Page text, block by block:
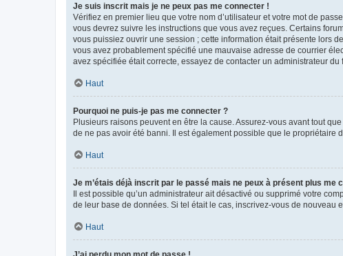
Je suis inscrit mais je ne peux pas me connecter !
Vérifiez en premier lieu que votre nom d’utilisateur et votre mot de
vous devrez suivre les instructions que vous avez reçues. Certains
vous puissiez ouvrir une session ; cette information était présente lors
vous avez probablement spécifié une mauvaise adresse de courrier
avez spécifiée était correcte, essayez de contacter un administrateur du
Haut
Pourquoi ne puis-je pas me connecter ?
Plusieurs raisons peuvent en être la cause. Assurez-vous avant tout
de ne pas avoir été banni. Il est également possible que le propriétaire
Haut
Je m’étais déjà inscrit par le passé mais ne peux à présent plus me
Il est possible qu’un administrateur ait désactivé ou supprimé votre
de leur base de données. Si tel était le cas, inscrivez-vous de nouveau
Haut